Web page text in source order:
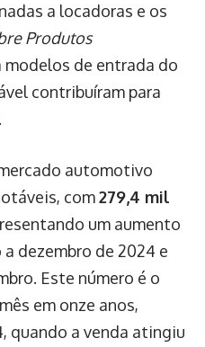
a locadoras e os
Produtos
modelos de entrada do
contribuíram para
automotivo
com279,4 mil
um aumento
dezembro de 2024 e
Este número é o
em onze anos,
quando a venda atingiu